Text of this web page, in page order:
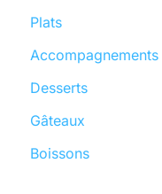
Plats
Accompagnements
Desserts
Gâteaux
Boissons